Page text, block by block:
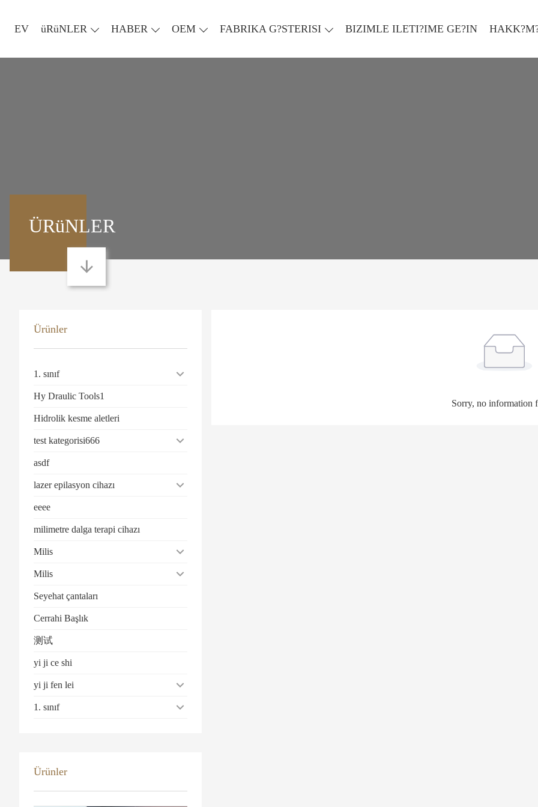
EV üRüNLER HABER OEM FABRIKA G?STERISI BIZIMLE ILETI?IME GE?IN
ÜRüNLER
Ürünler
1. sınıf
Hy Draulic Tools1
Hidrolik kesme aletleri
test kategorisi666
asdf
lazer epilasyon cihazı
eeee
milimetre dalga terapi cihazı
Milis
Milis
Seyehat çantaları
Cerrahi Başlık
测试
yi ji ce shi
yi ji fen lei
1. sınıf
Ürünler
Sorry, no information